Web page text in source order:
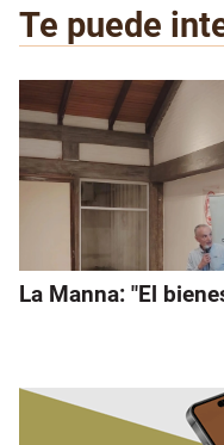
Te puede
La Manna: "El